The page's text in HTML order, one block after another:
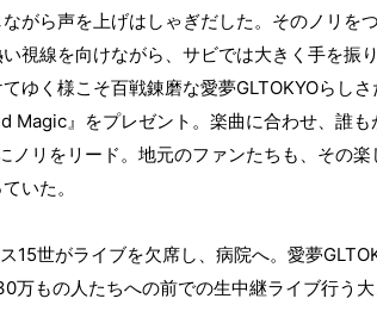
がら声を上げはしゃぎだした。そのノリを
視線を向けながら、サビでは大きく手を振
ゆく様こそ百戦錬磨な愛夢GLTOKYOらしさ
Magic 』をプレゼント。楽曲に合わせ、誰
ノリをリード。地元のファンたちも、その
いた。
15世がライブを欠席し、病院へ。愛夢
万もの人たちへの前での生中継ライブ行う